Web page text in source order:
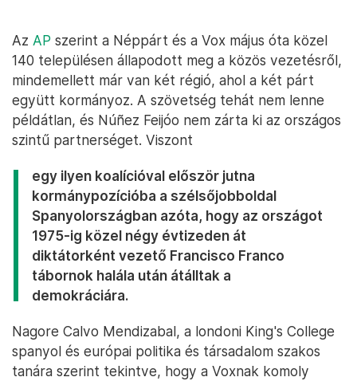
Az AP szerint a Néppárt és a Vox május óta közel
140 településen állapodott meg a közös vezetésről,
mindemellett már van két régió, ahol a két párt
együtt kormányoz. A szövetség tehát nem lenne
példátlan, és Núñez Feijóo nem zárta ki az országos
szintű partnerséget. Viszont
egy ilyen koalícióval először jutna
kormánypozícióba a szélsőjobboldal
Spanyolországban azóta, hogy az országot
1975-ig közel négy évtizeden át
diktátorként vezető Francisco Franco
tábornok halála után átálltak a
demokráciára.
Nagore Calvo Mendizabal, a londoni King's College
spanyol és európai politika és társadalom szakos
tanára szerint tekintve, hogy a Voxnak komoly